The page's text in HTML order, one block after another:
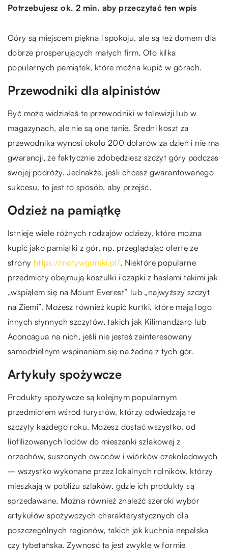
Potrzebujesz ok. 2 min. aby przeczytać ten wpis
Góry są miejscem piękna i spokoju, ale są też domem dla
dobrze prosperujących małych firm. Oto kilka
popularnych pamiątek, które można kupić w górach.
Przewodniki dla alpinistów
Być może widziałeś te przewodniki w telewizji lub w
magazynach, ale nie są one tanie. Średni koszt za
przewodnika wynosi około 200 dolarów za dzień i nie ma
gwarancji, że faktycznie zdobędziesz szczyt góry podczas
swojej podróży. Jednakże, jeśli chcesz gwarantowanego
sukcesu, to jest to sposób, aby przejść.
Odzież na pamiątkę
Istnieje wiele różnych rodzajów odzieży, które można
kupić jako pamiątki z gór, np. przeglądając ofertę ze
strony https://motywgorski.pl/. Niektóre popularne
przedmioty obejmują koszulki i czapki z hasłami takimi jak
„wspiąłem się na Mount Everest” lub „najwyższy szczyt
na Ziemi”. Możesz również kupić kurtki, które mają logo
innych słynnych szczytów, takich jak Kilimandżaro lub
Aconcagua na nich, jeśli nie jesteś zainteresowany
samodzielnym wspinaniem się na żadną z tych gór.
Artykuły spożywcze
Produkty spożywcze są kolejnym popularnym
przedmiotem wśród turystów, którzy odwiedzają te
szczyty każdego roku. Możesz dostać wszystko, od
liofilizowanych lodów do mieszanki szlakowej z
orzechów, suszonych owoców i wiórków czekoladowych
– wszystko wykonane przez lokalnych rolników, którzy
mieszkają w pobliżu szlaków, gdzie ich produkty są
sprzedawane. Można również znaleźć szeroki wybór
artykułów spożywczych charakterystycznych dla
poszczególnych regionów, takich jak kuchnia nepalska
czy tybetańska. Żywność ta jest zwykle w formie